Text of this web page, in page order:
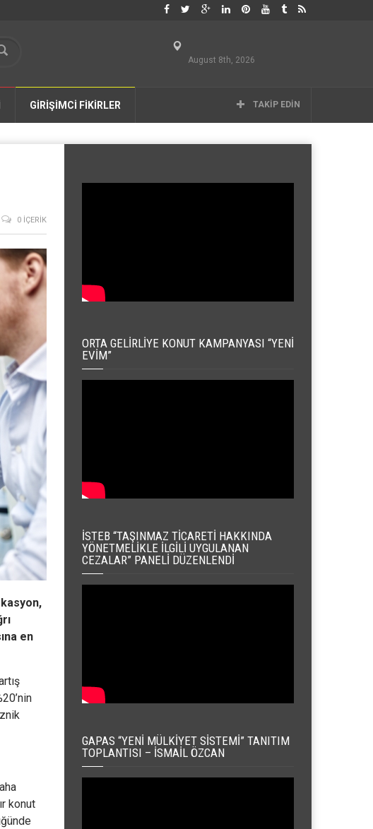
August 8th, 2026
GİRİŞİMCİ FİKİRLER TAKIP EDIN
0 İÇERIK
en
konut
ORTA GELIRLIYE KONUT KAMPANYASI “YENI
EVIM”
İSTEB “TAŞINMAZ TICARETI HAKKINDA
YÖNETMELIKLE İLGILI UYGULANAN
CEZALAR” PANELI DÜZENLENDI
GAPAS “YENI MÜLKIYET SISTEMI” TANITIM
TOPLANTISI – İSMAIL ÖZCAN